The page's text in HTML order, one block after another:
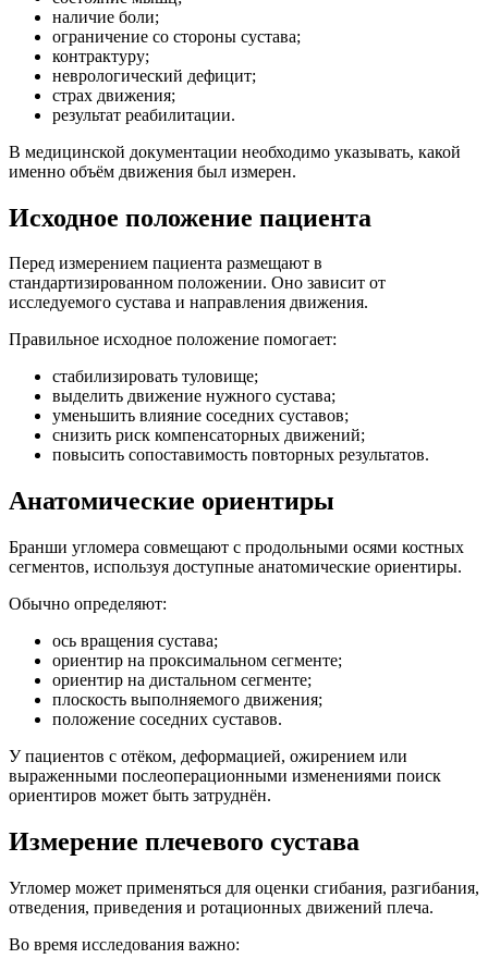
наличие боли;
ограничение со стороны сустава;
контрактуру;
неврологический дефицит;
страх движения;
результат реабилитации.
В медицинской документации необходимо указывать, какой
именно объём движения был измерен.
Исходное положение пациента
Перед измерением пациента размещают в
стандартизированном положении. Оно зависит от
исследуемого сустава и направления движения.
Правильное исходное положение помогает:
стабилизировать туловище;
выделить движение нужного сустава;
уменьшить влияние соседних суставов;
снизить риск компенсаторных движений;
повысить сопоставимость повторных результатов.
Анатомические ориентиры
Бранши угломера совмещают с продольными осями костных
сегментов, используя доступные анатомические ориентиры.
Обычно определяют:
ось вращения сустава;
ориентир на проксимальном сегменте;
ориентир на дистальном сегменте;
плоскость выполняемого движения;
положение соседних суставов.
У пациентов с отёком, деформацией, ожирением или
выраженными послеоперационными изменениями поиск
ориентиров может быть затруднён.
Измерение плечевого сустава
Угломер может применяться для оценки сгибания, разгибания,
отведения, приведения и ротационных движений плеча.
Во время исследования важно: